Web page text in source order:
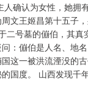
确认为女性，她拥
文王姬昌第十五子
二号墓的傰伯，其
：傰伯是人名、地
这一被洪流湮没的
国度。 山西发现千